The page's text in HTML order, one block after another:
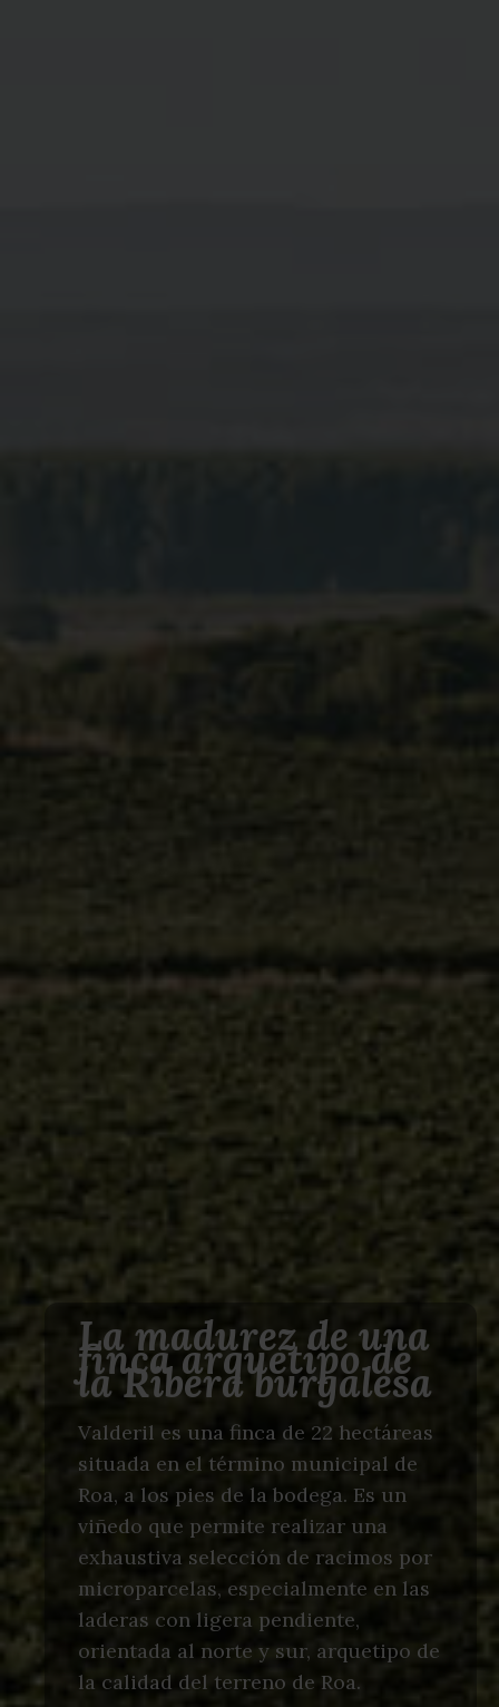
La madurez de una
finca arquetipo de
la Ribera burgalesa
Valderil es una finca de 22 hectáreas
situada en el término municipal de
Roa, a los pies de la bodega. Es un
viñedo que permite realizar una
exhaustiva selección de racimos por
microparcelas, especialmente en las
laderas con ligera pendiente,
orientada al norte y sur, arquetipo de
la calidad del terreno de Roa.